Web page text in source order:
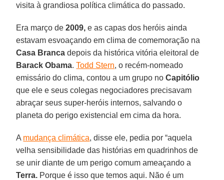
visita à grandiosa política climática do passado.
Era março de2009, e as capas dos heróis ainda
estavam esvoaçando em clima de comemoração na
Casa Branca depois da histórica vitória eleitoral de
Barack Obama.Todd Stern, o recém-nomeado
emissário do clima, contou a um grupo noCapitólio
que ele e seus colegas negociadores precisavam
abraçar seus super-heróis internos, salvando o
planeta do perigo existencial em cima da hora.
A mudança climática, disse ele, pedia por “aquela
velha sensibilidade das histórias em quadrinhos de
se unir diante de um perigo comum ameaçando a
Terra. Porque é isso que temos aqui. Não é um